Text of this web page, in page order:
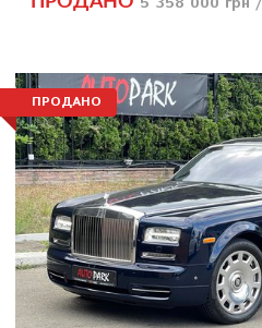
ПРОДАНО